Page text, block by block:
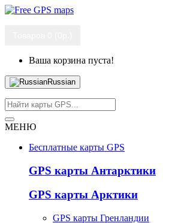
Ваша корзина пуста!
Russian
МЕНЮ
Бесплатные карты GPS
GPS карты Антарктики
GPS карты Арктики
GPS карты Гренландии